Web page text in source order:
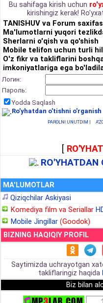
Bu sahifaga kirish uchun
kirishingiz kerak!
TANISHUV va Forum
Ma'lumotlarni yuqori
Sherlarni o'qish va qo'shish
Mobile telifon uchun turli
O'z fikr va takliflarini
imkoniyatlariga ega
Логин:
Пароль:
Yodda Saqlash
Ro'yhatdan o'tishni o'rganish
PAROLNI UNUTDIM |
[
RO'YHATDAN
MA'LUMOTLAR
Qiziqchilar Askiyasi
Komediya film va Seriallar
Mobile Jingillar (Goodok)
BIZNING HAQIQIY PROFIL
Saytimizda uchrayotgan
takliflaringiz haqida
Biz bilan